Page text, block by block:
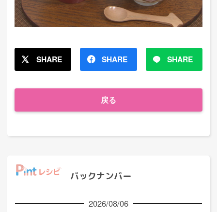
SHARE SHARE SHARE
戻る
バックナンバー
2026/08/06